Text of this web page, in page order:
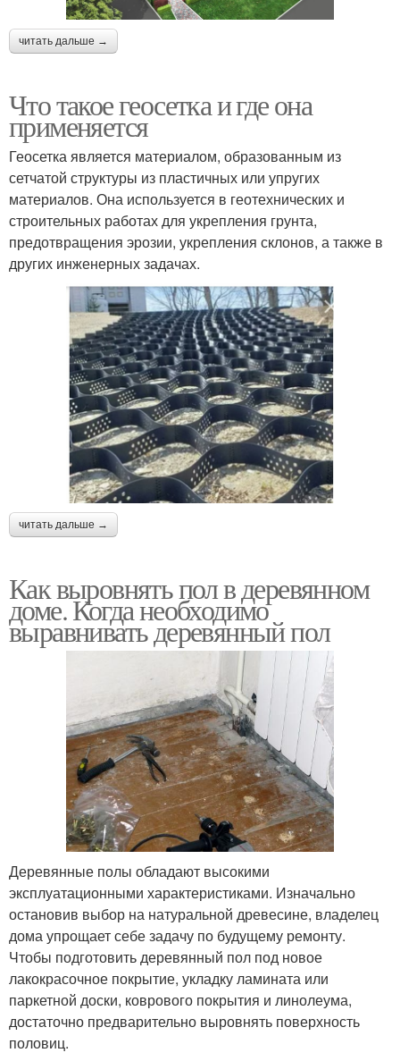
читать дальше →
Что такое геосетка и где она
применяется
Геосетка является материалом, образованным из
сетчатой структуры из пластичных или упругих
материалов. Она используется в геотехнических и
строительных работах для укрепления грунта,
предотвращения эрозии, укрепления склонов, а также в
других инженерных задачах.
читать дальше →
Как выровнять пол в деревянном
доме. Когда необходимо
выравнивать деревянный пол
Деревянные полы обладают высокими
эксплуатационными характеристиками. Изначально
остановив выбор на натуральной древесине, владелец
дома упрощает себе задачу по будущему ремонту.
Чтобы подготовить деревянный пол под новое
лакокрасочное покрытие, укладку ламината или
паркетной доски, коврового покрытия и линолеума,
достаточно предварительно выровнять поверхность
половиц.